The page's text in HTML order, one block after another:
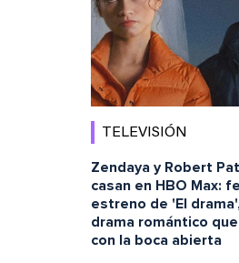
TELEVISIÓN
Zendaya y Robert
casan en HBO Max:
estreno de 'El
drama romántico
con la boca abierta